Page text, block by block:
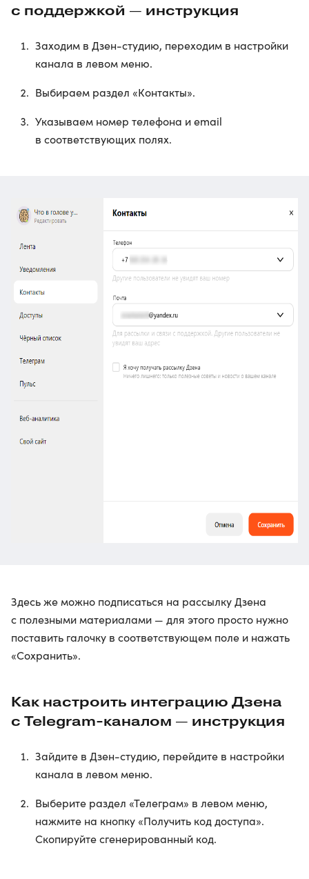
с поддержкой — инструкция
Заходим в Дзен-студию, переходим в настройки
канала в левом меню.
Выбираем раздел «Контакты».
Указываем номер телефона и email
в соответствующих полях.
Здесь же можно подписаться на рассылку Дзена
с полезными материалами — для этого просто нужно
поставить галочку в соответствующем поле и нажать
«Сохранить».
Как настроить интеграцию Дзена
с Telegram-каналом — инструкция
Зайдите в Дзен-студию, перейдите в настройки
канала в левом меню.
Выберите раздел «Телеграм» в левом меню,
нажмите на кнопку «Получить код доступа».
Скопируйте сгенерированный код.